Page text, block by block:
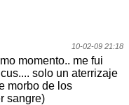
10-02-09 21:18
momento.. me fui
solo un aterrizaje
morbo de los
sangre)